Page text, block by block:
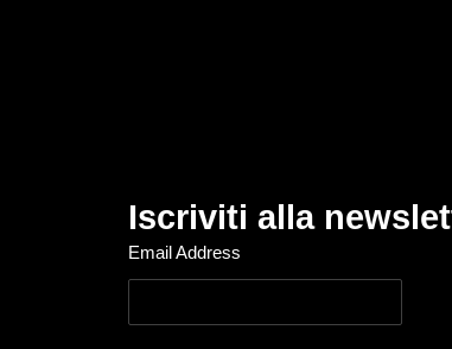
Iscriviti alla
Email Address